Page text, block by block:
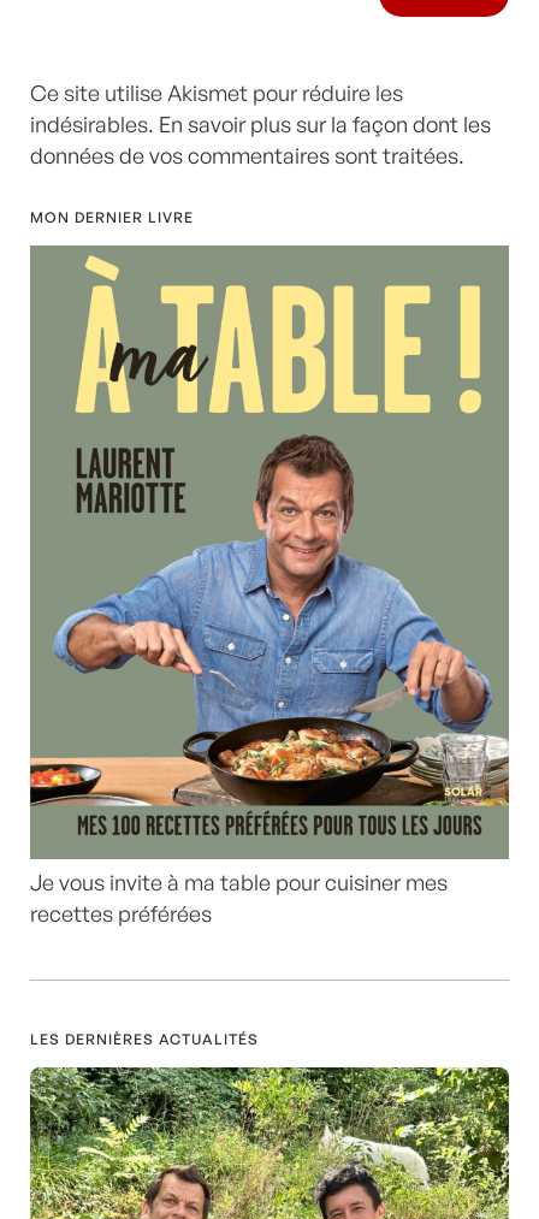
Ce site utilise Akismet pour réduire les
indésirables. En savoir plus sur la façon dont les
données de vos commentaires sont traitées.
MON DERNIER LIVRE
Je vous invite à ma table pour cuisiner mes
recettes préférées
LES DERNIÈRES ACTUALITÉS